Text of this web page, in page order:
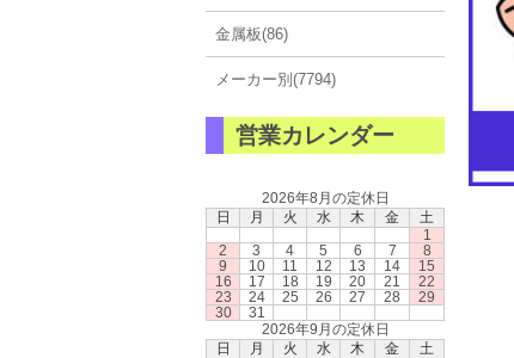
金属板(86)
メーカー別(7794)
営業カレンダー
2026年8月の定休日
日
月 火 水 木 金
土
1
2
3 4 5 6 7
8
9
10 11 12 13 14
15
16
17 18 19 20 21
22
23
24 25 26 27 28
29
30
31
2026年9月の定休日
日
月 火 水 木 金
土